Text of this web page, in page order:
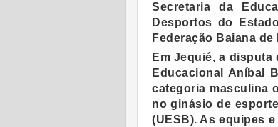
Secretaria da
Desportos do
Federação Baiana
Em Jequié, a
Educacional Aníbal
categoria masculina
no ginásio de
(UESB). As equipes